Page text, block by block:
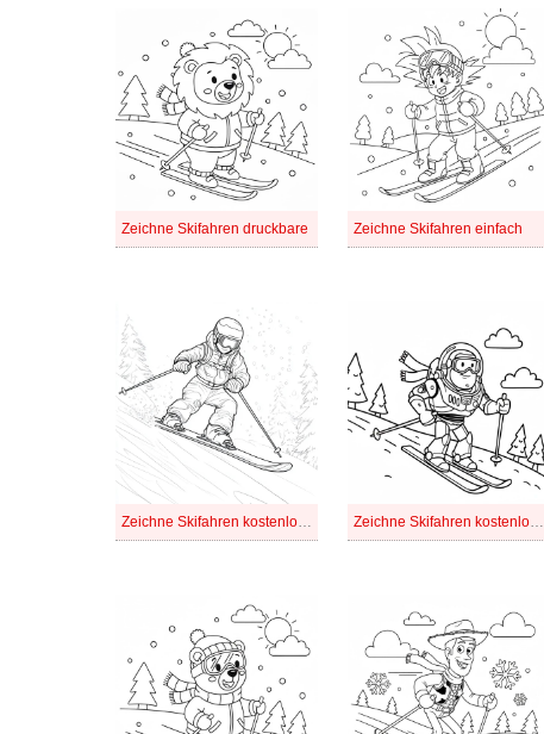
Zeichne Skifahren druckbare Zeichne Skifahren einfach
Zeichne Skifahren kostenlos druckbare für Kinder Zeichne Skifahren kostenlos druckbare schlicht